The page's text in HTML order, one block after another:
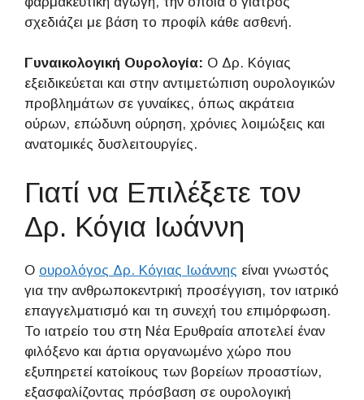
σχεδιάζει με βάση το προφίλ κάθε ασθενή.
Γυναικολογική Ουρολογία: Ο Δρ. Κόγιας
εξειδικεύεται και στην αντιμετώπιση ουρολογικών
προβλημάτων σε γυναίκες, όπως ακράτεια
ούρων, επώδυνη ούρηση, χρόνιες λοιμώξεις και
ανατομικές δυσλειτουργίες.
Γιατί να Επιλέξετε τον
Δρ. Κόγια Ιωάννη
Ο ουρολόγος Δρ. Κόγιας Ιωάννης είναι γνωστός
για την ανθρωποκεντρική προσέγγιση, τον ιατρικό
επαγγελματισμό και τη συνεχή του επιμόρφωση.
Το ιατρείο του στη Νέα Ερυθραία αποτελεί έναν
φιλόξενο και άρτια οργανωμένο χώρο που
εξυπηρετεί κατοίκους των βορείων προαστίων,
εξασφαλίζοντας πρόσβαση σε ουρολογική